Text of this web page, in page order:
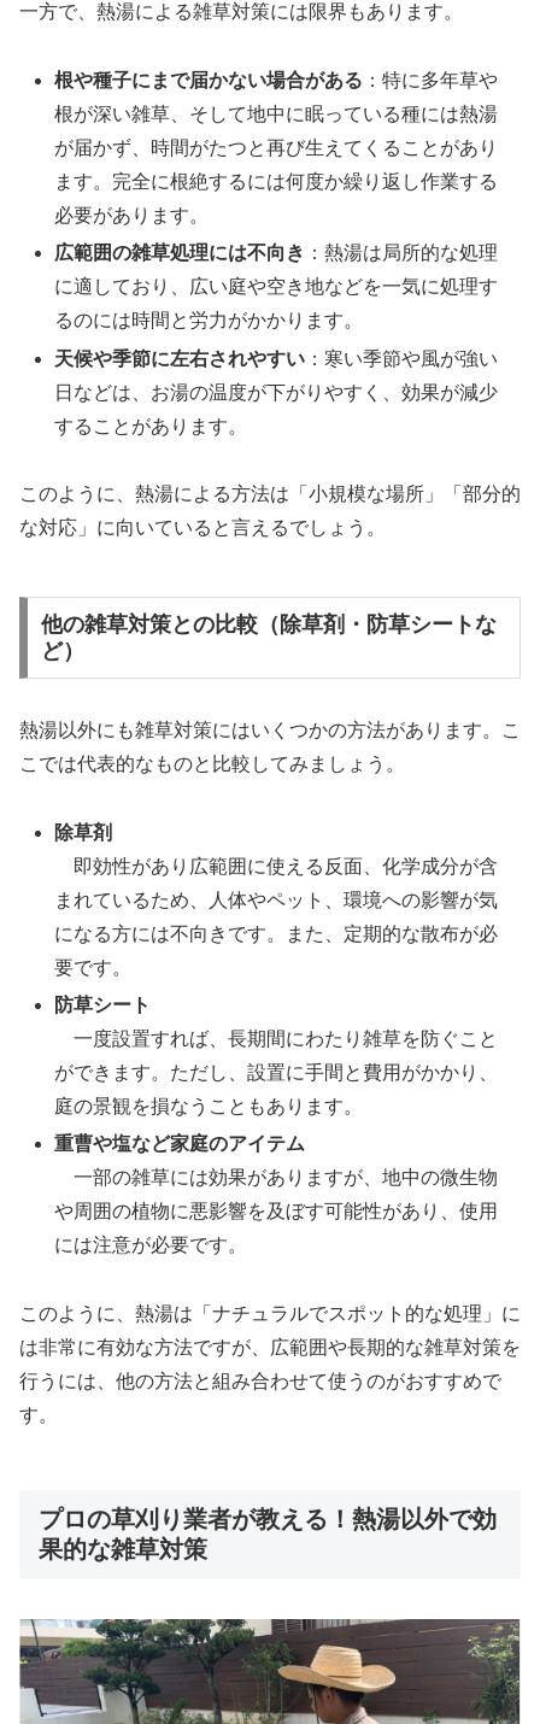
一方で、熱湯による雑草対策には限界もあります。
根や種子にまで届かない場合がある ：特に多年草や
根が深い雑草、そして地中に眠っている種には熱湯
が届かず、時間がたつと再び生えてくることがあり
ます。完全に根絶するには何度か繰り返し作業する
必要があります。
広範囲の雑草処理には不向き ：熱湯は局所的な処理
に適しており、広い庭や空き地などを一気に処理す
るのには時間と労力がかかります。
天候や季節に左右されやすい ：寒い季節や風が強い
日などは、お湯の温度が下がりやすく、効果が減少
することがあります。
このように、熱湯による方法は「小規模な場所」「部分的
な対応」に向いていると言えるでしょう。
他の雑草対策との比較（除草剤・防草シートな
ど）
熱湯以外にも雑草対策にはいくつかの方法があります。こ
こでは代表的なものと比較してみましょう。
除草剤
即効性があり広範囲に使える反面、化学成分が含
まれているため、人体やペット、環境への影響が気
になる方には不向きです。また、定期的な散布が必
要です。
防草シート
一度設置すれば、長期間にわたり雑草を防ぐこと
ができます。ただし、設置に手間と費用がかかり、
庭の景観を損なうこともあります。
重曹や塩など家庭のアイテム
一部の雑草には効果がありますが、地中の微生物
や周囲の植物に悪影響を及ぼす可能性があり、使用
には注意が必要です。
このように、熱湯は「ナチュラルでスポット的な処理」に
は非常に有効な方法ですが、広範囲や長期的な雑草対策を
行うには、他の方法と組み合わせて使うのがおすすめで
す。
プロの草刈り業者が教える！熱湯以外で効
果的な雑草対策